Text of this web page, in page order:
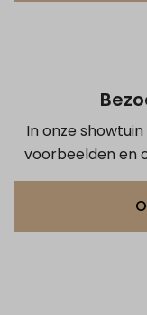
In onze
voorbeelden en